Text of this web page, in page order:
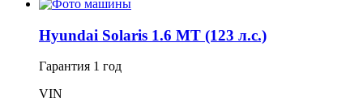
Hyundai Solaris 1.6 MT (123 л.с.)
Гарантия 1 год
VIN